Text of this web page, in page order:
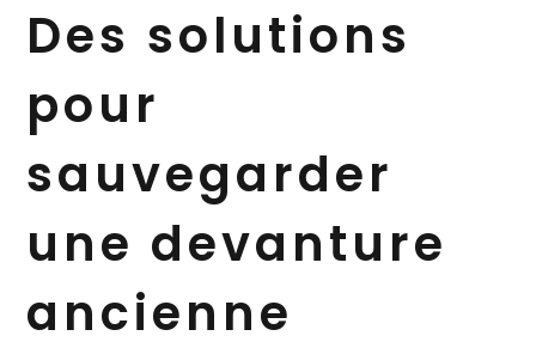
Des solutions
pour
sauvegarder
une devanture
ancienne